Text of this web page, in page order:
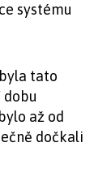
systému
tato
dobu
až od
dočkali